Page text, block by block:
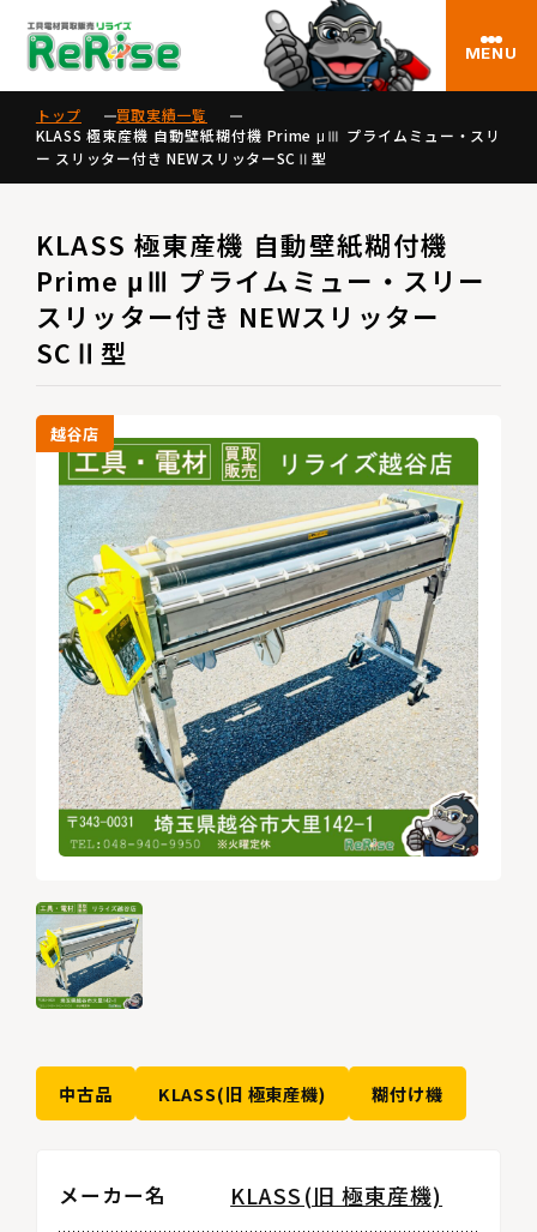
MENU
トップ
買取実績一覧
KLASS 極東産機 自動壁紙糊付機 Prime μⅢ プライムミュー・スリ
ー スリッター付き NEWスリッターSCⅡ型
KLASS 極東産機 自動壁紙糊付機
Prime μⅢ プライムミュー・スリー
スリッター付き NEWスリッター
SCⅡ型
越谷店
中古品 KLASS(旧 極東産機) 糊付け機
メーカー名 KLASS(旧 極東産機)